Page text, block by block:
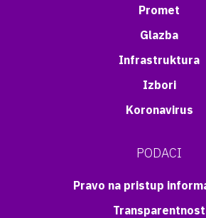
Promet
Glazba
Infrastruktura
Izbori
Koronavirus
PODACI
Pravo na pristup
Transparentnost